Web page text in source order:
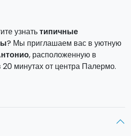
узнатьтипичные
? Мы приглашаем вас в уютную
, расположенную в
минутах от центра Палермо.
шеф-повар встретит вас
а именно
, одного